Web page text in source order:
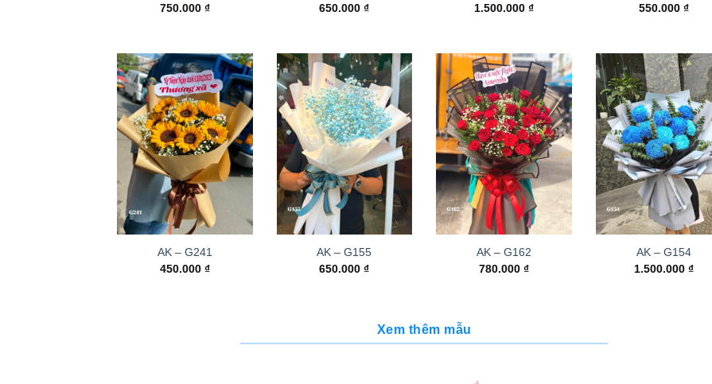
750.000 ₫
650.000₫
1.500.000₫
550.000 ₫
AK – G241
450.000 ₫
AK – G155
650.000₫
AK – G162
780.000₫
AK – G154
1.500.000 ₫
Xem thêm mẫu